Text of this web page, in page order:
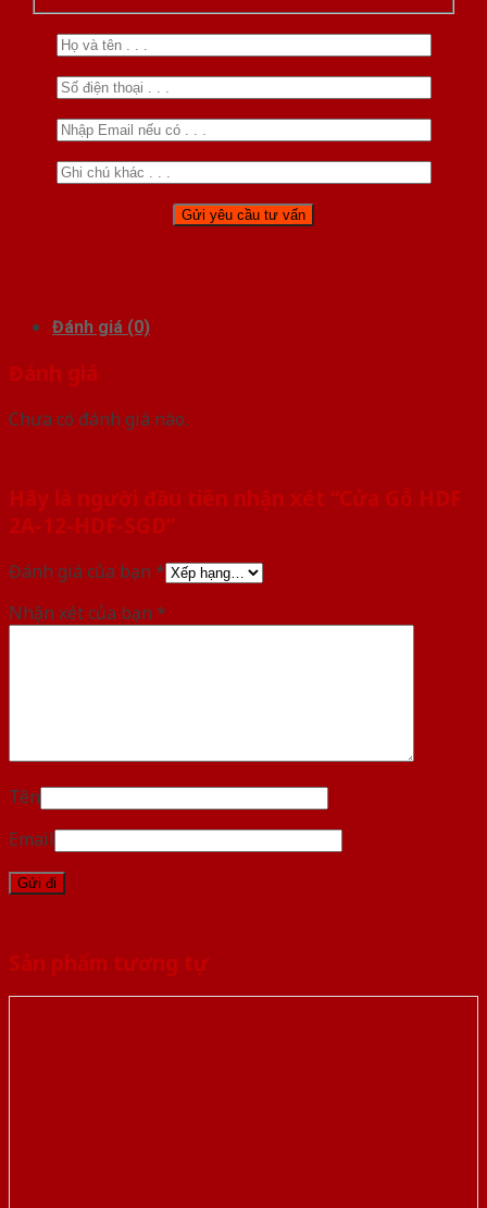
Đánh giá (0)
Đánh giá
Chưa có đánh giá nào.
Hãy là người đầu tiên nhận xét “Cửa Gỗ HDF
2A-12-HDF-SGD”
Đánh giá của bạn *
Nhận xét của bạn *
Tên
Email
Sản phẩm tương tự